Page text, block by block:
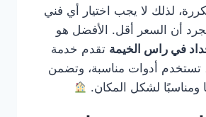
لذلك لا يجب اختيار أي فني
أن السعر أقل. الأفضل هو
في راس الخيمة تقدم خدمة
تستخدم أدوات مناسبة، وتضمن
ومناسبًا لشكل المكان.